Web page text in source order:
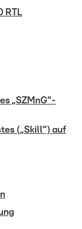
RTL
„SZMnG“-
(„Skill“) auf